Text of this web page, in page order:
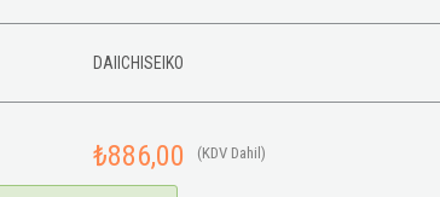
DAIICHISEIKO
₺886,00 (KDV Dahil)